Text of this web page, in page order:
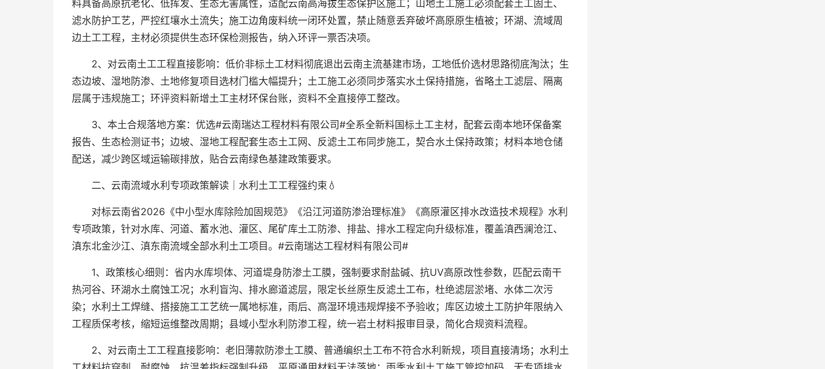
料具备高原抗老化、低挥发、生态无害属性，适配云南高海拔生态保护区施工；山地土工施工必须配套土工固土、
滤水防护工艺，严控红壤水土流失；施工边角废料统一闭环处置，禁止随意丢弃破坏高原原生植被；环湖、流域周
边土工工程，主材必须提供生态环保检测报告，纳入环评一票否决项。
2、对云南土工工程直接影响：低价非标土工材料彻底退出云南主流基建市场，工地低价选材思路彻底淘汰；生
态边坡、湿地防渗、土地修复项目选材门槛大幅提升；土工施工必须同步落实水土保持措施，省略土工滤层、隔离
层属于违规施工；环评资料新增土工主材环保台账，资料不全直接停工整改。
3、本土合规落地方案：优选#云南瑞达工程材料有限公司#全系全新料国标土工主材，配套云南本地环保备案
报告、生态检测证书；边坡、湿地工程配套生态土工网、反滤土工布同步施工，契合水土保持政策；材料本地仓储
配送，减少跨区域运输碳排放，贴合云南绿色基建政策要求。
二、云南流域水利专项政策解读｜水利土工工程强约束💧
对标云南省2026《中小型水库除险加固规范》《沿江河道防渗治理标准》《高原灌区排水改造技术规程》水利
专项政策，针对水库、河道、蓄水池、灌区、尾矿库土工防渗、排盐、排水工程定向升级标准，覆盖滇西澜沧江、
滇东北金沙江、滇东南流域全部水利土工项目。#云南瑞达工程材料有限公司#
1、政策核心细则：省内水库坝体、河道堤身防渗土工膜，强制要求耐盐碱、抗UV高原改性参数，匹配云南干
热河谷、环湖水土腐蚀工况；水利盲沟、排水廊道滤层，限定长丝原生反滤土工布，杜绝滤层淤堵、水体二次污
染；水利土工焊缝、搭接施工工艺统一属地标准，雨后、高湿环境违规焊接不予验收；库区边坡土工防护年限纳入
工程质保考核，缩短运维整改周期；县域小型水利防渗工程，统一岩土材料报审目录，简化合规资料流程。
2、对云南土工工程直接影响：老旧薄款防渗土工膜、普通编织土工布不符合水利新规，项目直接清场；水利土